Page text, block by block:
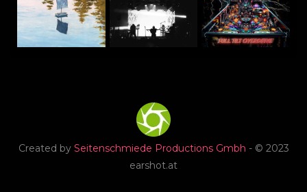
Created by Seitenschmiede Productions Gmbh - © 2023
earshot.at